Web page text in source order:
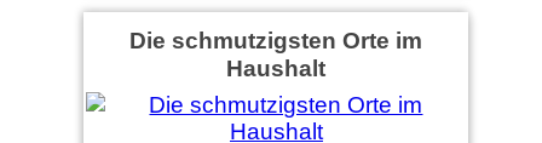
Die schmutzigsten Orte im
Haushalt